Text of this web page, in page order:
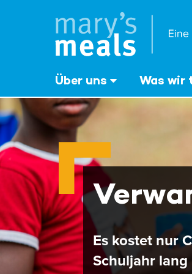
‎Über uns Was wir
Es kostet nur
Schuljahr